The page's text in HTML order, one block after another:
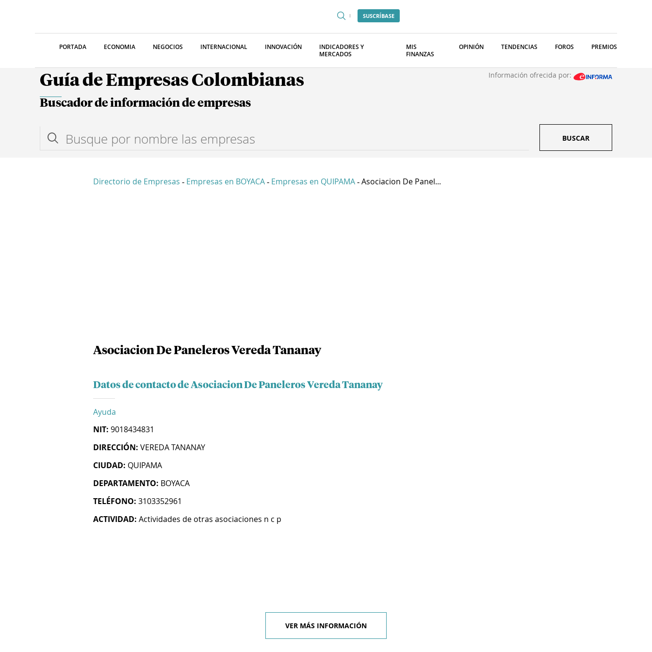
SUSCRÍBASE
PORTADA ECONOMIA NEGOCIOS INTERNACIONAL INNOVACIÓN
INDICADORES Y
MERCADOS
MIS
FINANZAS
OPINIÓN TENDENCIAS FOROS PREMIOS
Guía de Empresas Colombianas Información ofrecida por:
Buscador de información de empresas
BUSCAR
Directorio de Empresas - Empresas en BOYACA - Empresas en QUIPAMA - Asociacion De Panel...
Asociacion De Paneleros Vereda Tananay
Datos de contacto de Asociacion De Paneleros Vereda Tananay
Ayuda
NIT: 9018434831
DIRECCIÓN: VEREDA TANANAY
CIUDAD: QUIPAMA
DEPARTAMENTO: BOYACA
TELÉFONO: 3103352961
ACTIVIDAD: Actividades de otras asociaciones n c p
VER MÁS INFORMACIÓN